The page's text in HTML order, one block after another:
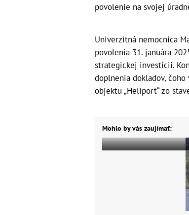
povolenie na svojej
Univerzitná nemocnica
povolenia 31. januára
strategickej investícii.
doplnenia dokladov,
objektu „Heliport“ zo
Mohlo by vás zaujímať: